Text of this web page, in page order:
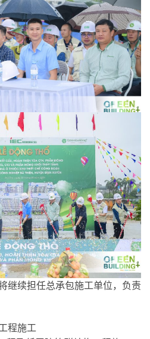
继续担任总承包施工单位，负责
程施工